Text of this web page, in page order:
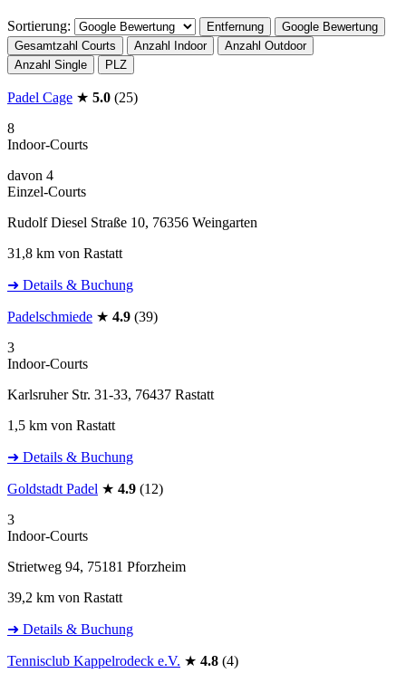
Sortierung: Entfernung
Google Bewertung
Gesamtzahl Courts
Anzahl Indoor
Anzahl Outdoor
Anzahl Single
PLZ
Padel Cage ★ 5.0 (25)
8
Indoor-Courts
davon 4
Einzel-Courts
Rudolf Diesel Straße 10, 76356 Weingarten
31,8 km von Rastatt
➜ Details & Buchung
Padelschmiede ★ 4.9 (39)
3
Indoor-Courts
Karlsruher Str. 31-33, 76437 Rastatt
1,5 km von Rastatt
➜ Details & Buchung
Goldstadt Padel ★ 4.9 (12)
3
Indoor-Courts
Strietweg 94, 75181 Pforzheim
39,2 km von Rastatt
➜ Details & Buchung
Tennisclub Kappelrodeck e.V. ★ 4.8 (4)